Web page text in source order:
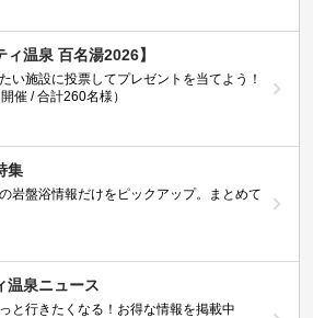
ィ温泉 百名湯2026】
い施設に投票してプレゼントを当てよう！
開催 / 合計260名様）
集
岩盤浴情報だけをピックアップ。まとめて
温泉ニュース
と行きたくなる！お得な情報を掲載中